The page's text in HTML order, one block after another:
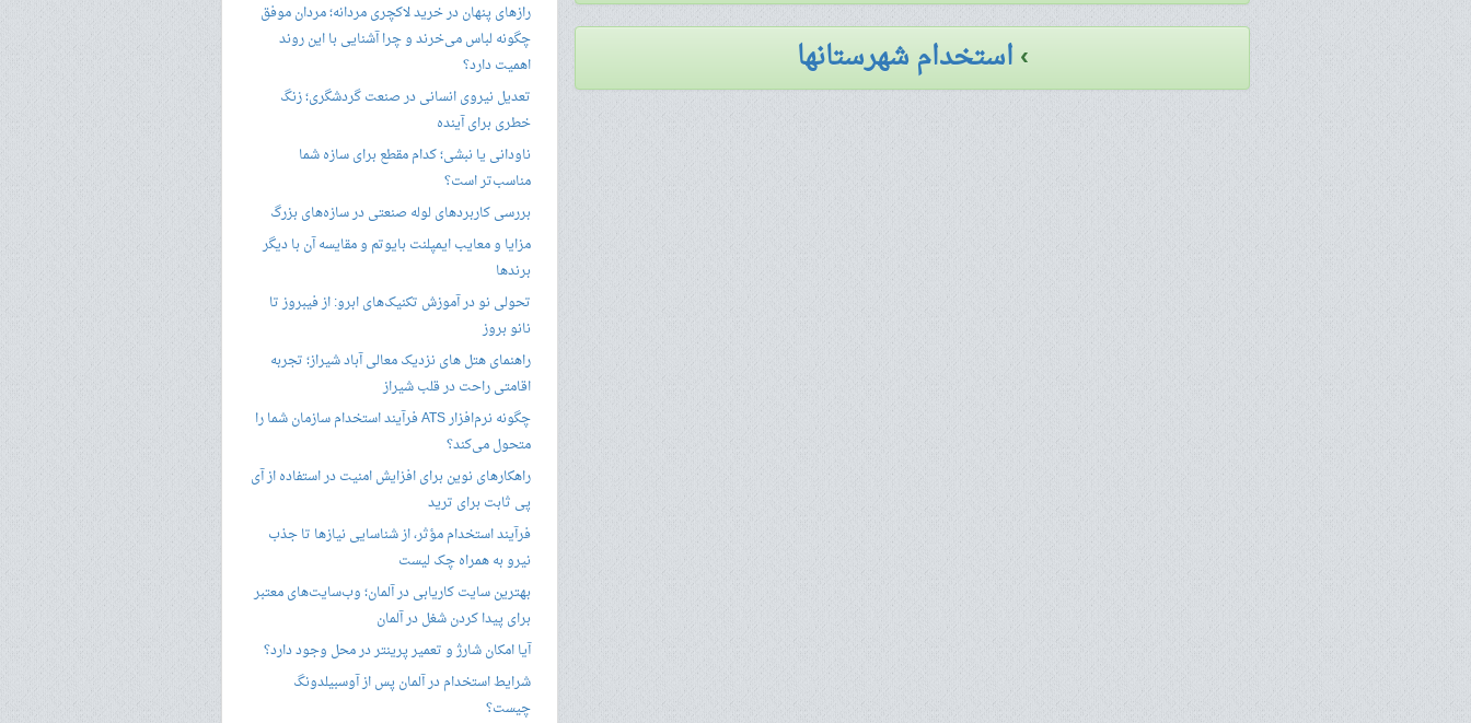
›استخدام شهرستانها
رازهای پنهان در خرید لاکچری مردانه؛ مردان موفق
چگونه لباس می‌خرند و چرا آشنایی با این روند
اهمیت دارد؟
تعدیل نیروی انسانی در صنعت گردشگری؛ زنگ
خطری برای آینده
ناودانی یا نبشی؛ کدام مقطع برای سازه شما
مناسب‌تر است؟
بررسی کاربردهای لوله صنعتی در سازه‌های بزرگ
مزایا و معایب ایمپلنت بایوتم و مقایسه آن با دیگر
برندها
تحولی نو در آموزش تکنیک‌های ابرو: از فیبروز تا
نانو بروز
راهنمای هتل های نزدیک معالی آباد شیراز؛ تجربه
اقامتی راحت در قلب شیراز
چگونه نرم‌افزار ATS فرآیند استخدام سازمان شما را
متحول می‌کند؟
راهکارهای نوین برای افزایش امنیت در استفاده از آی
پی ثابت برای ترید
فرآیند استخدام مؤثر، از شناسایی نیازها تا جذب
نیرو به همراه چک لیست
بهترین سایت کاریابی در آلمان؛ وب‌سایت‌های معتبر
برای پیدا کردن شغل در آلمان
آیا امکان شارژ و تعمیر پرینتر در محل وجود دارد؟
شرایط استخدام در آلمان پس از آوسبیلدونگ
چیست؟